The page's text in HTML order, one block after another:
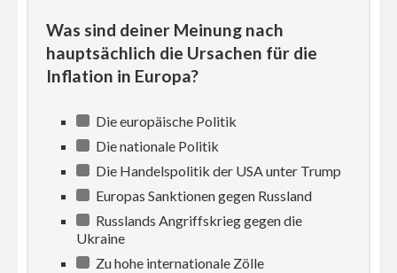
Was sind deiner Meinung nach
hauptsächlich die Ursachen für die
Inflation in Europa?
Die europäische Politik
Die nationale Politik
Die Handelspolitik der USA unter Trump
Europas Sanktionen gegen Russland
Russlands Angriffskrieg gegen die
Ukraine
Zu hohe internationale Zölle